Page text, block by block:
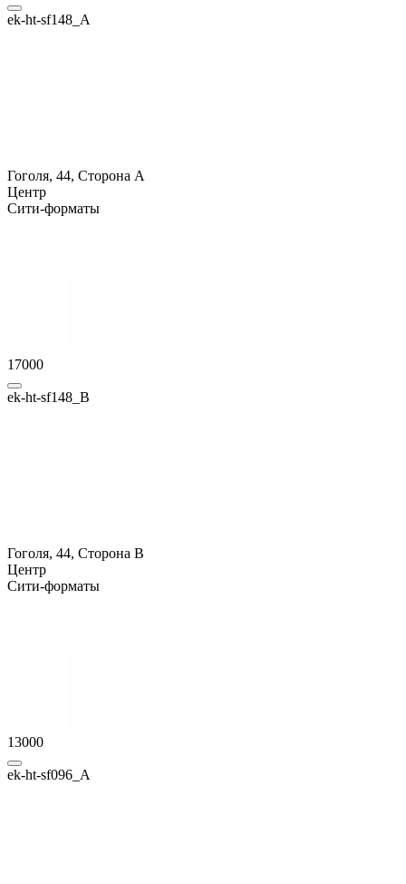
ek-ht-sf148_A
Гоголя, 44, Сторона A
Центр
Сити-форматы
17000
ek-ht-sf148_B
Гоголя, 44, Сторона B
Центр
Сити-форматы
13000
ek-ht-sf096_A